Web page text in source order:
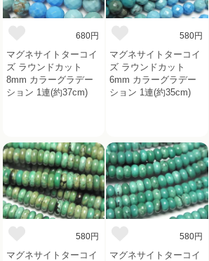
680円
マグネサイトターコイ
ズ ラウンドカット
8mm カラーグラデー
ション 1連(約37cm)
580円
マグネサイトターコイ
ズ ラウンドカット
6mm カラーグラデー
ション 1連(約35cm)
580円
マグネサイトターコイ
580円
マグネサイトターコイ